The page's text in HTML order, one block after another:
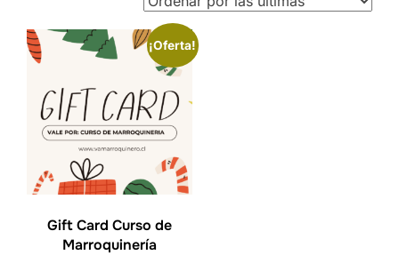
¡Oferta!
Gift Card Curso de
Marroquinería